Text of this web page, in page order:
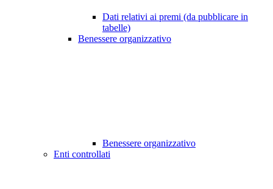
Dati relativi ai premi (da pubblicare in
tabelle)
Benessere organizzativo
Benessere organizzativo
Enti controllati